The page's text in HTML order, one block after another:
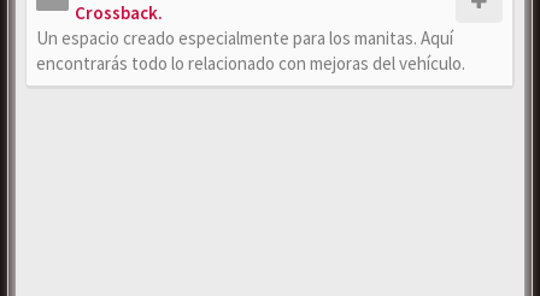
Crossback.
Un espacio creado especialmente para los manitas. Aquí
encontrarás todo lo relacionado con mejoras del vehículo.